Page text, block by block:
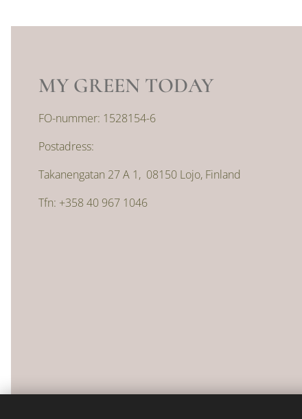
MY GREEN TODAY
FO-nummer: 1528154-6
Postadress:
Takanengatan 27 A 1, 08150 Lojo, Finland
Tfn: +358 40 967 1046